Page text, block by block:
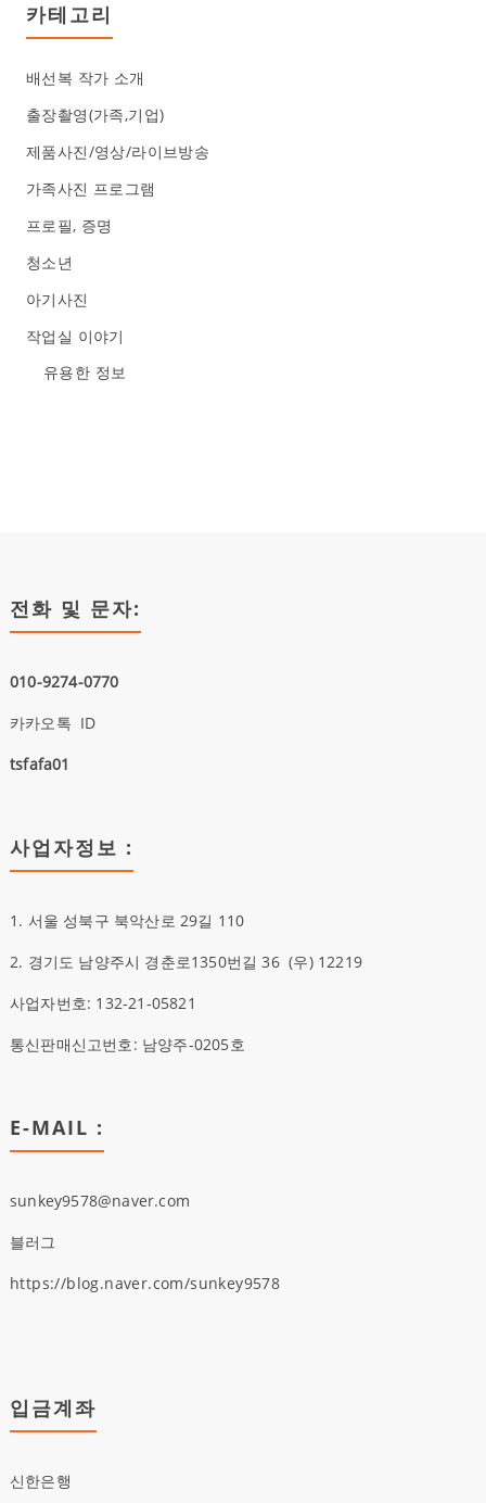
카테고리
배선복 작가 소개
출장촬영(가족,기업)
제품사진/영상/라이브방송
가족사진 프로그램
프로필, 증명
청소년
아기사진
작업실 이야기
유용한 정보
전화 및 문자:
010-9274-0770
카카오톡 ID
tsfafa01
사업자정보 :
1. 서울 성북구 북악산로 29길 110
2. 경기도 남양주시 경춘로1350번길 36(우)12219
사업자번호: 132-21-05821
통신판매신고번호: 남양주-0205호
E-MAIL :
sunkey9578@naver.com
블러그
https://blog.naver.com/sunkey9578
입금계좌
신한은행